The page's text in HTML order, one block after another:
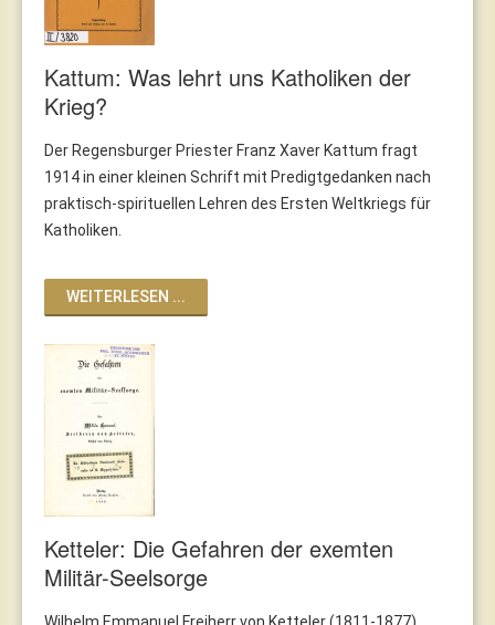
Kattum: Was lehrt uns Katholiken der
Krieg?
Der Regensburger Priester Franz Xaver Kattum fragt
1914 in einer kleinen Schrift mit Predigtgedanken nach
praktisch-spirituellen Lehren des Ersten Weltkriegs für
Katholiken.
WEITERLESEN ...
Ketteler: Die Gefahren der exemten
Militär-Seelsorge
Wilhelm Emmanuel Freiherr von Ketteler (1811-1877),